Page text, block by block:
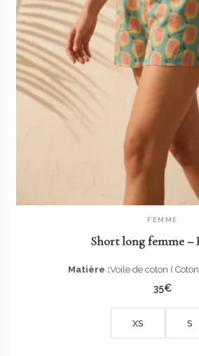
AJOUTER AU
FEMME
Short long femme –
Matière :Voile de coton (
35€
XS S